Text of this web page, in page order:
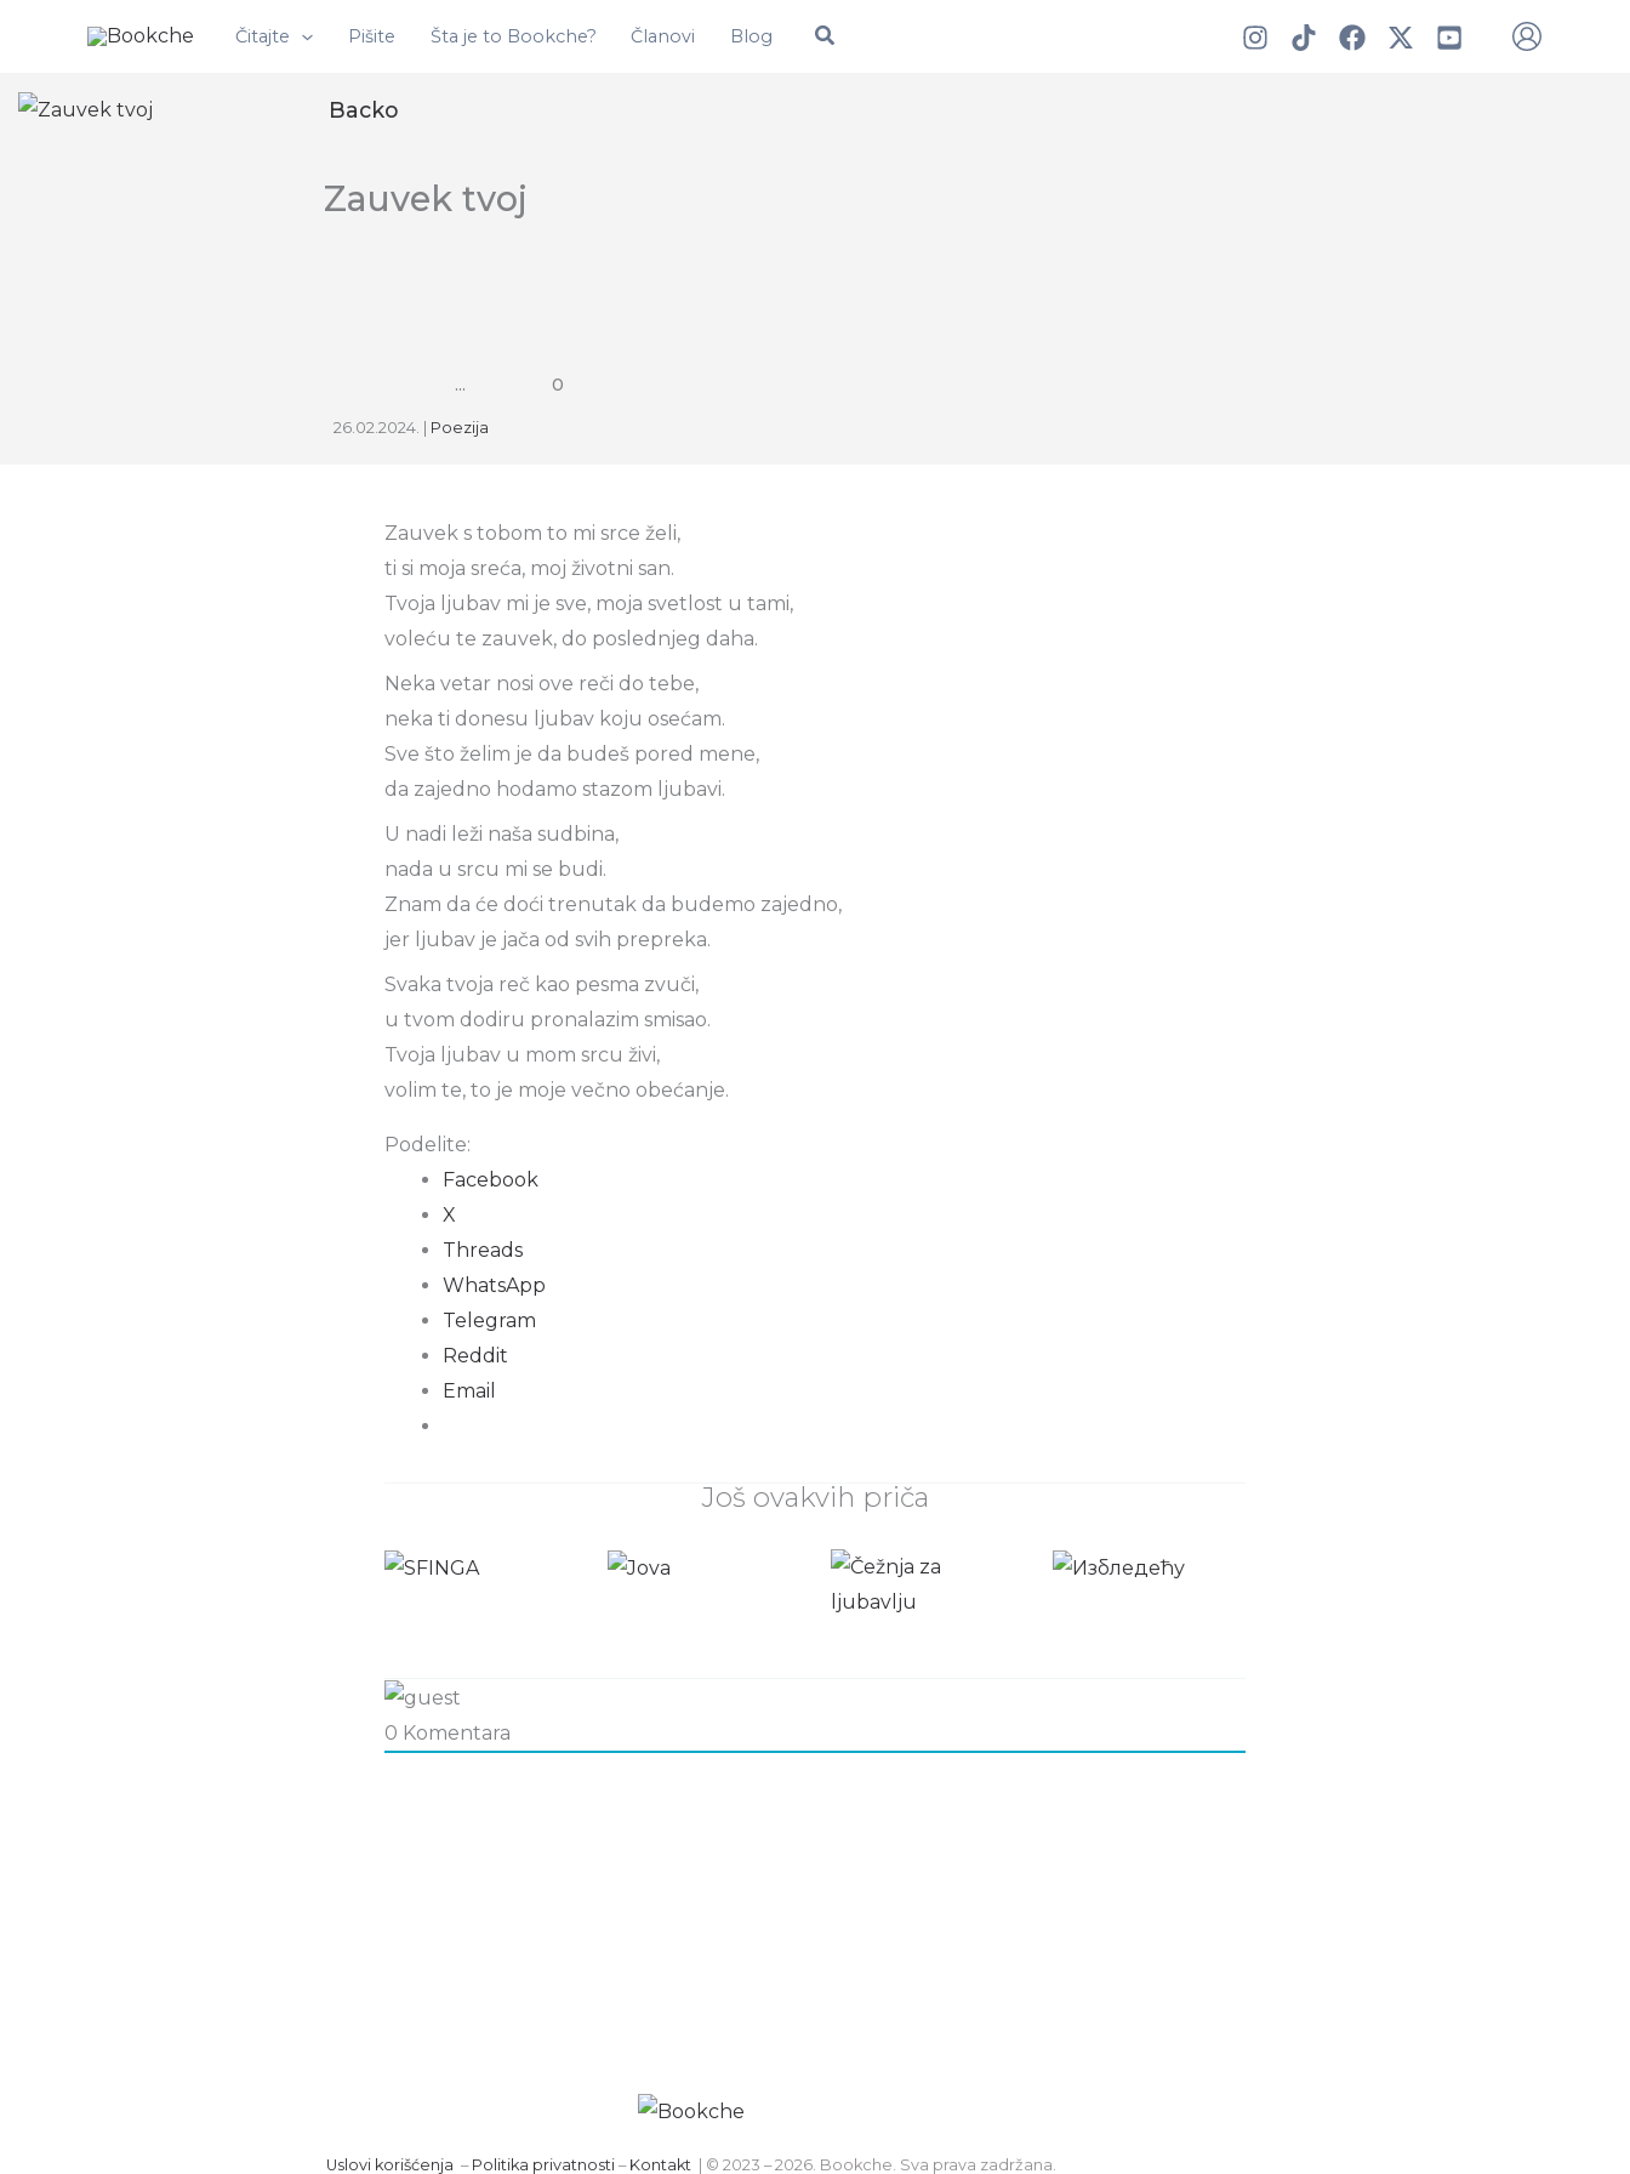
sadržaj
Čitajte Pišite Šta je to Bookche? Članovi Blog Pretraga
Backo
Zauvek tvoj
... 0
26.02.2024. Poezija
Zauvek s tobom to mi srce želi,
ti si moja sreća, moj životni san.
Tvoja ljubav mi je sve, moja svetlost u tami,
voleću te zauvek, do poslednjeg daha.
Neka vetar nosi ove reči do tebe,
neka ti donesu ljubav koju osećam.
Sve što želim je da budeš pored mene,
da zajedno hodamo stazom ljubavi.
U nadi leži naša sudbina,
nada u srcu mi se budi.
Znam da će doći trenutak da budemo zajedno,
jer ljubav je jača od svih prepreka.
Svaka tvoja reč kao pesma zvuči,
u tvom dodiru pronalazim smisao.
Tvoja ljubav u mom srcu živi,
volim te, to je moje večno obećanje.
Podelite:
Facebook
X
Threads
WhatsApp
Telegram
Reddit
Email
Još ovakvih priča
0 Komentara
Uslovi korišćenja – Politika privatnosti – Kontakt | © 2023 – 2026. Bookche. Sva prava zadržana.